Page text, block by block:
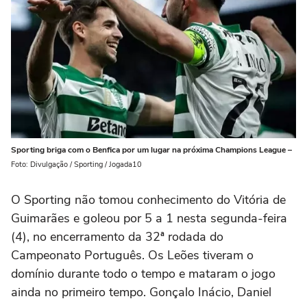
Sporting briga com o Benfica por um lugar na próxima Champions League –
Foto: Divulgação / Sporting / Jogada10
O Sporting não tomou conhecimento do Vitória de
Guimarães e goleou por 5 a 1 nesta segunda-feira
(4), no encerramento da 32ª rodada do
Campeonato Português. Os Leões tiveram o
domínio durante todo o tempo e mataram o jogo
ainda no primeiro tempo. Gonçalo Inácio, Daniel